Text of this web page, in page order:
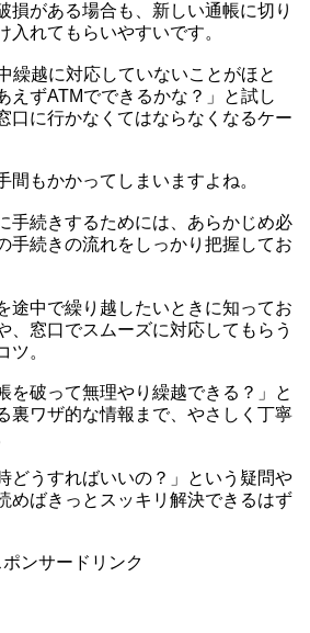
損がある場合も、新しい通帳に切り
入れてもらいやすいです。
繰越に対応していないことがほと
えずATMでできるかな？」と試し
口に行かなくてはならなくなるケー
間もかかってしまいますよね。
手続きするためには、あらかじめ必
手続きの流れをしっかり把握してお
途中で繰り越したいときに知ってお
、窓口でスムーズに対応してもらう
ツ。
を破って無理やり繰越できる？」と
裏ワザ的な情報まで、やさしく丁寧
どうすればいいの？」という疑問や
めばきっとスッキリ解決できるはず
ポンサードリンク